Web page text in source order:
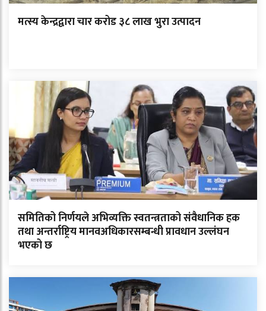
मत्स्य केन्द्रद्वारा चार करोड ३८ लाख भुरा उत्पादन
समितिको निर्णयले अभिव्यक्ति स्वतन्त्रताको संवैधानिक हक
तथा अन्तर्राष्ट्रिय मानवअधिकारसम्बन्धी प्रावधान उल्लंघन
भएको छ